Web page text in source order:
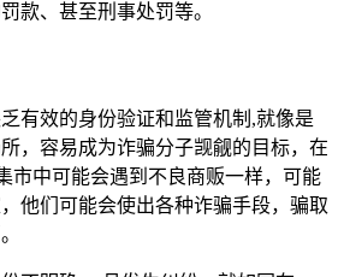
款、甚至刑事处罚等。
有效的身份验证和监管机制,就像是
，容易成为诈骗分子觊觎的目标，在
市中可能会遇到不良商贩一样，可能
他们可能会使出各种诈骗手段，骗取